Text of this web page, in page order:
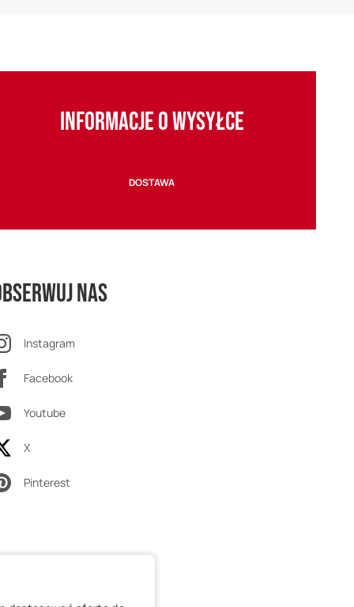
INFORMACJE O WYSYŁCE
DOSTAWA
nas
Instagram
Facebook
Youtube
X
Pinterest